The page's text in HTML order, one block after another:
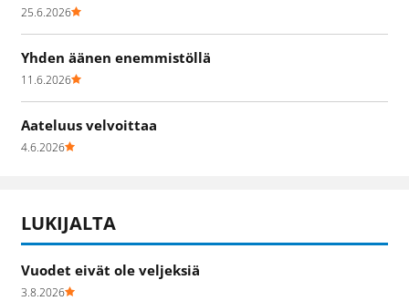
25.6.2026
Yhden äänen enemmistöllä
11.6.2026
Aateluus velvoittaa
4.6.2026
LUKIJALTA
Vuodet eivät ole veljeksiä
3.8.2026